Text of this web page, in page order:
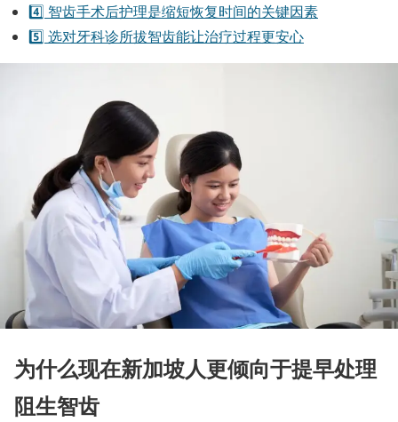
4️⃣ 智齿手术后护理是缩短恢复时间的关键因素
5️⃣ 选对牙科诊所拔智齿能让治疗过程更安心
为什么现在新加坡人更倾向于提早处理
阻生智齿